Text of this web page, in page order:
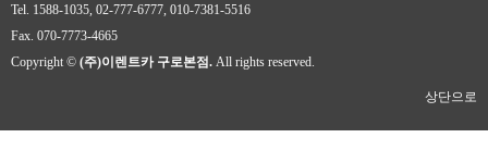
Tel. 1588-1035, 02-777-6777, 010-7381-5516
Fax. 070-7773-4665
Copyright © (주)이렌트카 구로본점. All rights reserved.
상단으로